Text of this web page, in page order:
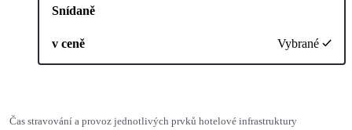
Snídaně
v ceně Vybrané
Čas stravování a provoz jednotlivých prvků hotelové infrastruktury